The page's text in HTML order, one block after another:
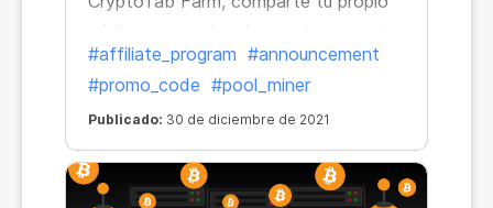
código promocional con otros usuarios
y consigue un porcentaje de su
beneficio minero. ¡Aumenta tus
ingresos al instante!
#affiliate_program #announcement
#promo_code #pool_miner
Publicado: 30 de diciembre de 2021